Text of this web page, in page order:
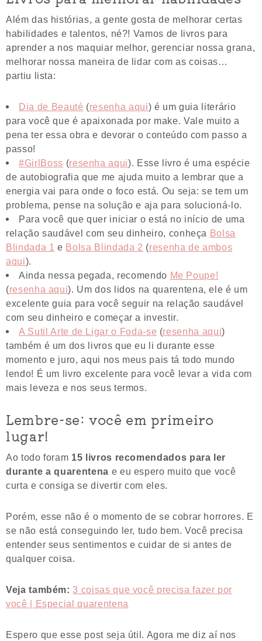
Além das histórias, a gente gosta de melhorar certas
habilidades e talentos, né?! Vamos de livros para
aprender a nos maquiar melhor, gerenciar nossa grana,
melhorar nossa maneira de lidar com as coisas…
partiu lista:
Dia de Beauté (resenha aqui) é um guia literário
para você que é apaixonada por make. Vale muito a
pena ter essa obra e devorar o conteúdo com passo a
passo!
#GirlBoss (resenha aqui). Esse livro é uma espécie
de autobiografia que me ajuda muito a lembrar que a
energia vai para onde o foco está. Ou seja: se tem um
problema, pense na solução e aja para solucioná-lo.
Para você que quer iniciar o está no início de uma
relação saudável com seu dinheiro, conheça Bolsa
Blindada 1 e Bolsa Blindada 2 (resenha de ambos
aqui).
Ainda nessa pegada, recomendo Me Poupe!
(resenha aqui). Um dos lidos na quarentena, ele é um
excelente guia para você seguir na relação saudável
com seu dinheiro e começar a investir.
A Sutil Arte de Ligar o Foda-se (resenha aqui)
também é um dos livros que eu li durante esse
momento e juro, aqui nos meus pais tá todo mundo
lendo! É um livro excelente para você levar a vida com
mais leveza e nos seus termos.
Lembre-se: você em primeiro
lugar!
Ao todo foram 15 livros recomendados para ler
durante a quarentena e eu espero muito que você
curta e consiga se divertir com eles.
Porém, esse não é o momento de se cobrar horrores. E
se não está conseguindo ler, tudo bem. Você precisa
entender seus sentimentos e cuidar de si antes de
qualquer coisa.
Veja também: 3 coisas que você precisa fazer por
você | Especial quarentena
Espero que esse post seja útil. Agora me diz aí nos